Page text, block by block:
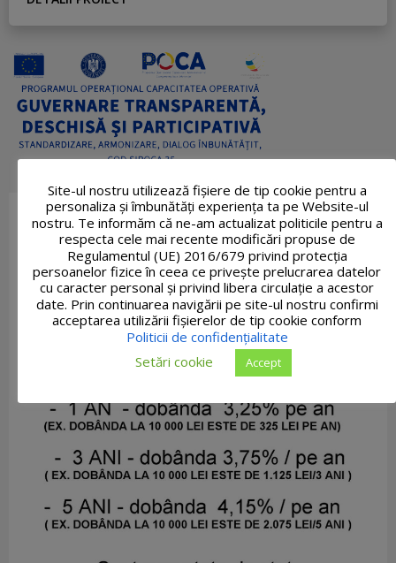
Site-ul nostru utilizează fişiere de tip cookie pentru a
personaliza și îmbunătăți experiența ta pe Website-ul
nostru. Te informăm că ne-am actualizat politicile pentru a
respecta cele mai recente modificări propuse de
Regulamentul (UE) 2016/679 privind protecția
persoanelor fizice în ceea ce privește prelucrarea datelor
cu caracter personal și privind libera circulație a acestor
date. Prin continuarea navigării pe site-ul nostru confirmi
acceptarea utilizării fişierelor de tip cookie conform
Politicii de confidențialitate
Setări cookie
Accept